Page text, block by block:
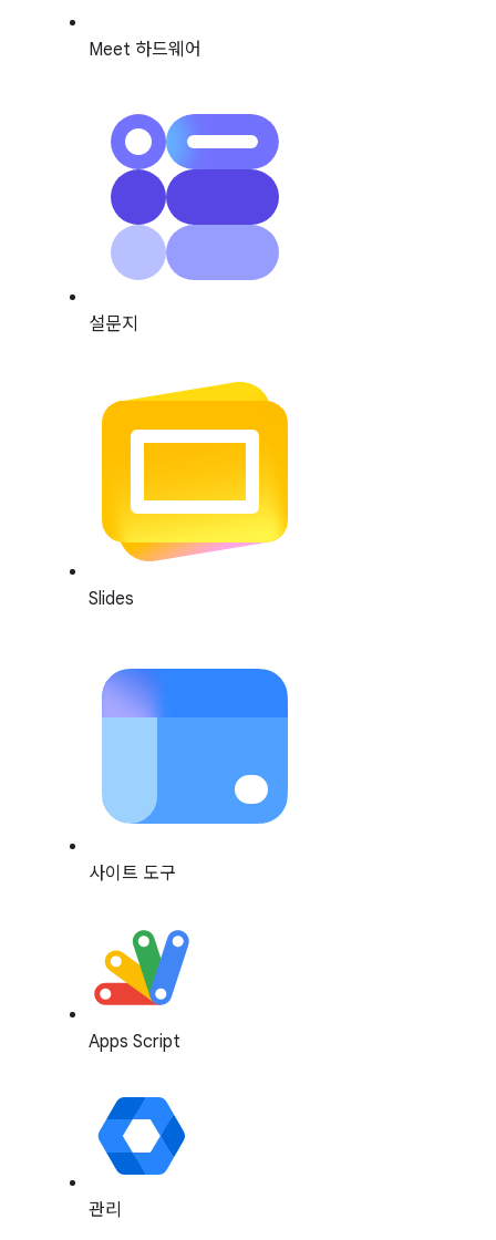
Meet 하드웨어
설문지
Slides
사이트 도구
Apps Script
관리